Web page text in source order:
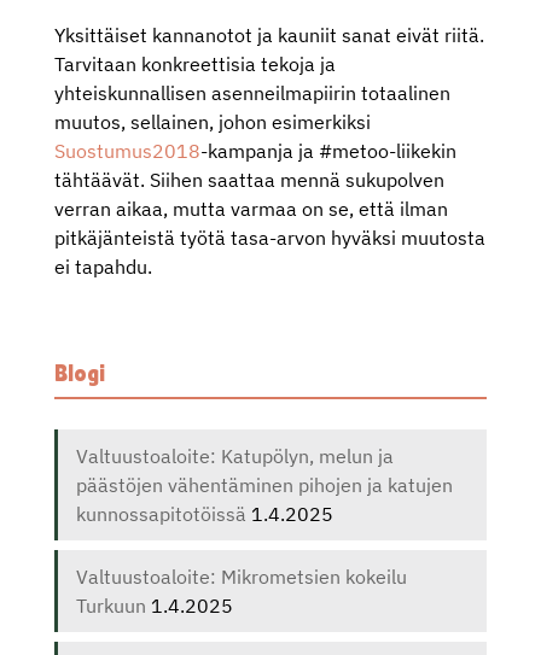
Yksittäiset kannanotot ja kauniit sanat eivät riitä.
Tarvitaan konkreettisia tekoja ja
yhteiskunnallisen asenneilmapiirin totaalinen
muutos, sellainen, johon esimerkiksi
Suostumus2018-kampanja ja #metoo-liikekin
tähtäävät. Siihen saattaa mennä sukupolven
verran aikaa, mutta varmaa on se, että ilman
pitkäjänteistä työtä tasa-arvon hyväksi muutosta
ei tapahdu.
Blogi
Valtuustoaloite: Katupölyn, melun ja
päästöjen vähentäminen pihojen ja katujen
kunnossapitotöissä 1.4.2025
Valtuustoaloite: Mikrometsien kokeilu
Turkuun 1.4.2025